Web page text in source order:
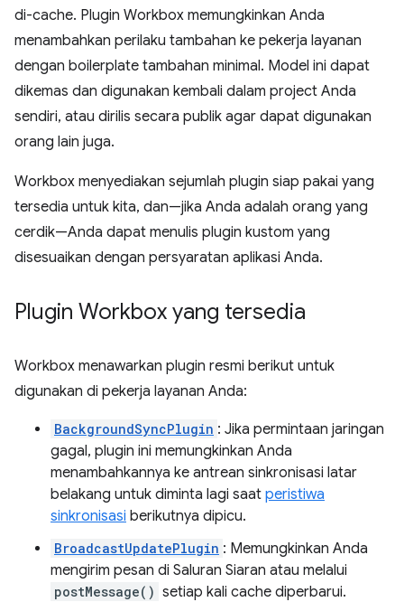
di-cache. Plugin Workbox memungkinkan Anda
menambahkan perilaku tambahan ke pekerja layanan
dengan boilerplate tambahan minimal. Model ini dapat
dikemas dan digunakan kembali dalam project Anda
sendiri, atau dirilis secara publik agar dapat digunakan
orang lain juga.
Workbox menyediakan sejumlah plugin siap pakai yang
tersedia untuk kita, dan—jika Anda adalah orang yang
cerdik—Anda dapat menulis plugin kustom yang
disesuaikan dengan persyaratan aplikasi Anda.
Plugin Workbox yang tersedia
Workbox menawarkan plugin resmi berikut untuk
digunakan di pekerja layanan Anda:
BackgroundSyncPlugin : Jika permintaan jaringan
gagal, plugin ini memungkinkan Anda
menambahkannya ke antrean sinkronisasi latar
belakang untuk diminta lagi saat peristiwa
sinkronisasi berikutnya dipicu.
BroadcastUpdatePlugin : Memungkinkan Anda
mengirim pesan di Saluran Siaran atau melalui
postMessage() setiap kali cache diperbarui.